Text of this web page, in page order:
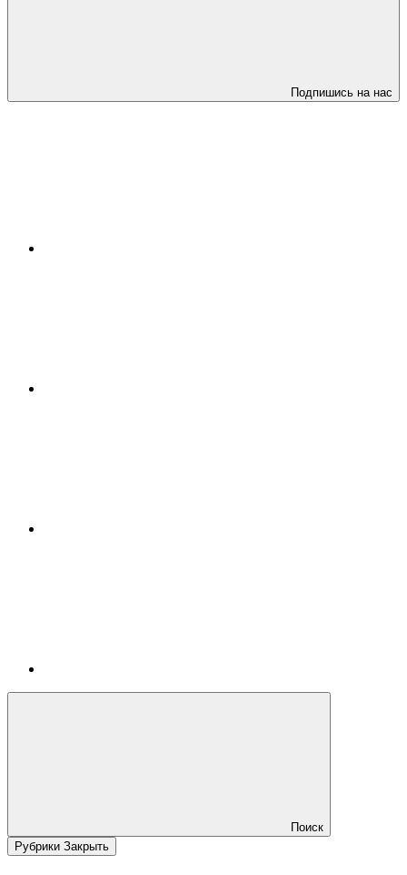
Подпишись на нас
Поиск
Рубрики Закрыть